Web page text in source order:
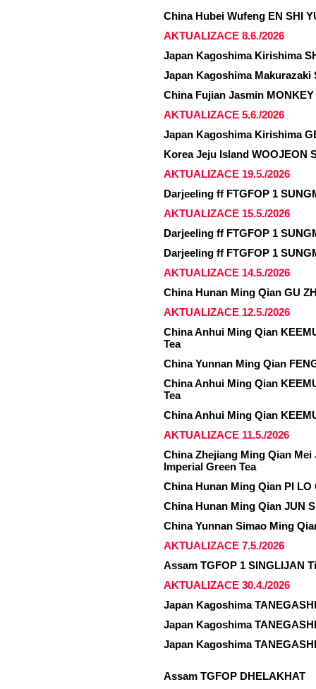
China Hubei Wufeng EN SHI
AKTUALIZACE 8.6./2026
Japan Kagoshima Kirishima
Japan Kagoshima Makurazaki
China Fujian Jasmin
AKTUALIZACE 5.6./2026
Japan Kagoshima Kirishima
Korea Jeju Island WOOJEON
AKTUALIZACE 19.5./2026
Darjeeling ff FTGFOP 1
AKTUALIZACE 15.5./2026
Darjeeling ff FTGFOP 1
Darjeeling ff FTGFOP 1
AKTUALIZACE 14.5./2026
China Hunan Ming Qian GU
AKTUALIZACE 12.5./2026
China Anhui Ming Qian
Tea
China Yunnan Ming Qian
China Anhui Ming Qian
Tea
China Anhui Ming Qian
AKTUALIZACE 11.5./2026
China Zhejiang Ming Qian Mei
Imperial Green Tea
China Hunan Ming Qian PI LO
China Hunan Ming Qian JUN
China Yunnan Simao Ming
AKTUALIZACE 7.5./2026
Assam TGFOP 1 SINGLIJAN
AKTUALIZACE 30.4./2026
Japan Kagoshima
Japan Kagoshima
Japan Kagoshima
Assam TGFOP DHELAKHAT